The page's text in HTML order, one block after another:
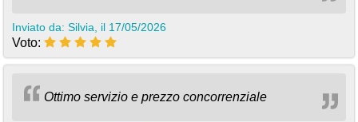
Inviato da: Silvia, il 17/05/2026
Voto:
Ottimo servizio e prezzo concorrenziale